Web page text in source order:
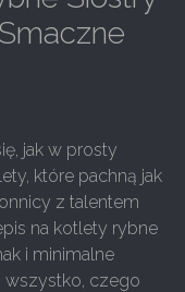
jak w prosty
które pachną jak
z talentem
na kotlety rybne
i minimalne
wszystko, czego